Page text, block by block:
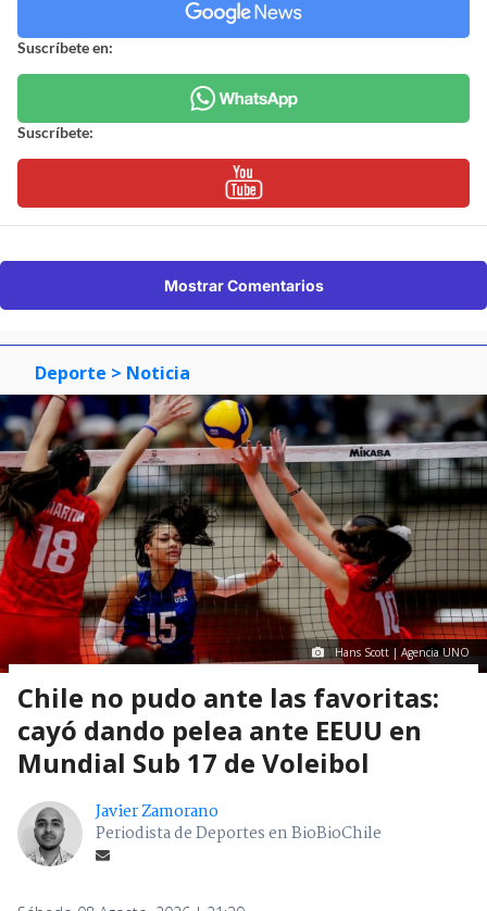
Suscríbete en:
Suscríbete:
Mostrar Comentarios
Deporte > Noticia
Hans Scott | Agencia UNO
Chile no pudo ante las favoritas:
cayó dando pelea ante EEUU en
Mundial Sub 17 de Voleibol
Javier Zamorano
Periodista de Deportes en BioBioChile